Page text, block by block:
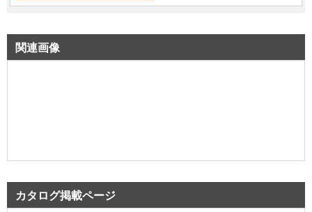
関連画像
カタログ掲載ページ